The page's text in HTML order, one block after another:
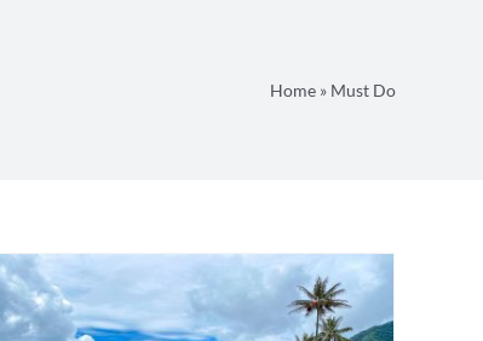
Home » Must Do